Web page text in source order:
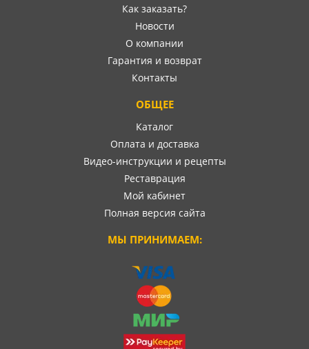
Как заказать?
Новости
О компании
Гарантия и возврат
Контакты
ОБЩЕЕ
Каталог
Оплата и доставка
Видео-инструкции и рецепты
Реставрация
Мой кабинет
Полная версия сайта
МЫ ПРИНИМАЕМ: